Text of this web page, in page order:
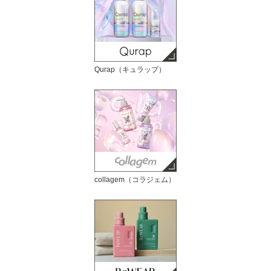
Qurap（キュラップ）
collagem（コラジェム）